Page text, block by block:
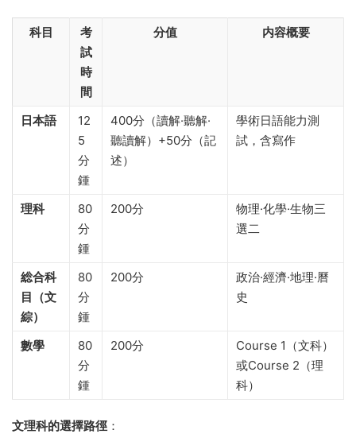
科目
考
試
時
間
分值 内容概要
日本語
12
5
分
鍾
400分（讀解·聽解·
聽讀解）+50分（記
述）
學術日語能力測
試，含寫作
理科
80
分
鍾
200分
物理·化學·生物三
選二
総合科
目（文
綜）
80
分
鍾
200分
政治·經濟·地理·曆
史
數學
80
分
鍾
200分
Course 1（文科）
或Course 2（理
科）
文理科的選擇路徑 ：